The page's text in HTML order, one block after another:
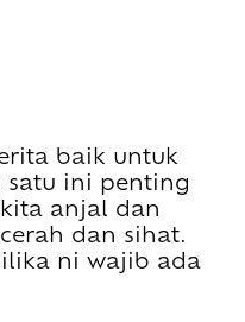
baik untuk
satu ini penting
anjal dan
dan sihat.
ni wajib ada